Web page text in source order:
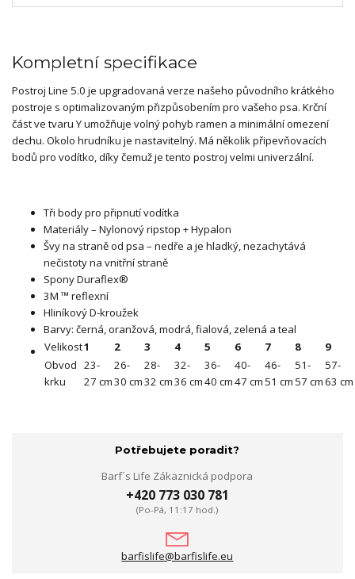
Kompletní specifikace
Postroj Line 5.0 je upgradovaná verze našeho původního krátkého
postroje s optimalizovaným přizpůsobením pro vašeho psa. Krční
část ve tvaru Y umožňuje volný pohyb ramen a minimální omezení
dechu. Okolo hrudníku je nastavitelný. Má několik připevňovacích
bodů pro vodítko, díky čemuž je tento postroj velmi univerzální.
Tři body pro připnutí vodítka
Materiály – Nylonový ripstop + Hypalon
Švy na straně od psa – nedře a je hladký, nezachytává
nečistoty na vnitřní straně
Spony Duraflex®
3M ™ reflexní
Hliníkový D-kroužek
Barvy: černá, oranžová, modrá, fialová, zelená a teal
Velikost1 2 3 4 5 6 7 8
9
Obvod
krku
23-
27 cm
26-
30 cm
28-
32 cm
32-
36 cm
36-
40 cm
40-
47 cm
46-
51 cm
51-
57 cm
57-
63 cm
Potřebujete poradit?
Barf´s Life Zákaznická podpora
+420 773 030 781
(Po-Pá, 11:17 hod.)
barfislife@barfislife.eu